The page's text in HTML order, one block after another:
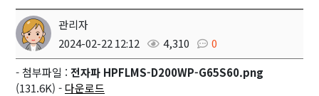
관리자
2024-02-22 12:12
4,310
0
- 첨부파일 : 전자파 HPFLMS-D200WP-G65S60.png
(131.6K) - 다운로드